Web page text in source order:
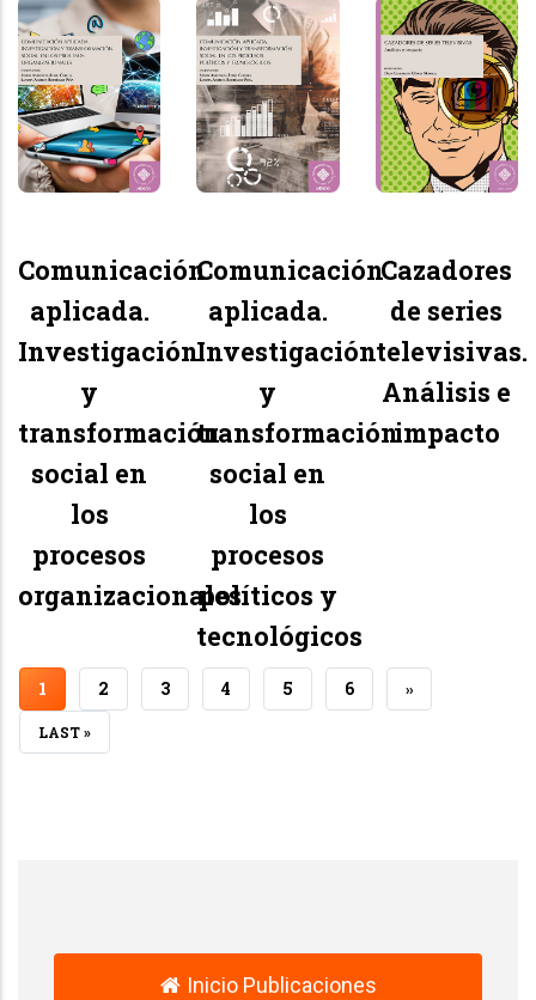
Comunicación
aplicada.
Investigación
y
transformación
social en
los
procesos
organizacionales
Comunicación
aplicada.
Investigación
y
transformación
social en
los
procesos
políticos y
tecnológicos
Cazadores
de series
televisivas.
Análisis e
impacto
PÁGINA
ACTUAL
1 PÁGINA
2 PÁGINA
3 PÁGINA
4 PÁGINA
5 PÁGINA
6 SIGUIENTE
››
ÚLTIMA
LAST »
Inicio Publicaciones